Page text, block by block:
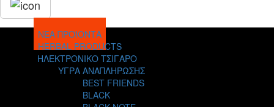
ΝΕΑ ΠΡΟΪΟΝΤΑ
HERBAL PRODUCTS
ΗΛΕΚΤΡΟΝΙΚΟ ΤΣΙΓΑΡΟ
ΥΓΡΑ ΑΝΑΠΛΗΡΩΣΗΣ
BEST FRIENDS
BLACK